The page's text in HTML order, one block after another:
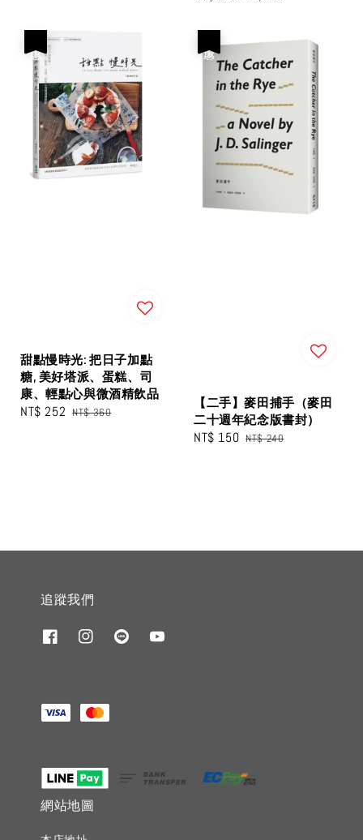
甜點慢時光: 把日子加點
糖, 美好塔派、蛋糕、司
康、輕點心與微酒精飲品
Sale
NT$ 252 Regular
NT$ 360
【二手】麥田捕手（麥田
二十週年紀念版書封）
Sale
NT$ 150 Regular
NT$ 240
追蹤我們
網站地圖